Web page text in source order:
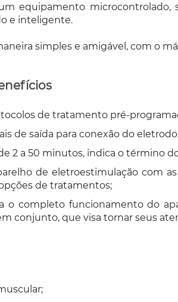
equipamento
e inteligente.
simples e amigável, com o
de tratamento pré-
de saída para conexão do
2 a 50 minutos, indica o término
de eletroestimulação com
de tratamentos;
o completo funcionamento do
conjunto, que visa tornar seus